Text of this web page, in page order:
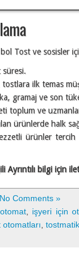
bol Tost ve sosisler
süresi.
ilk temas
gramaj ve son
toplum ve
ürünlerde halk
ürünler
Ayrıntılı bilgi için
No Comments »
, işyeri için
otomatları ,tostmatik